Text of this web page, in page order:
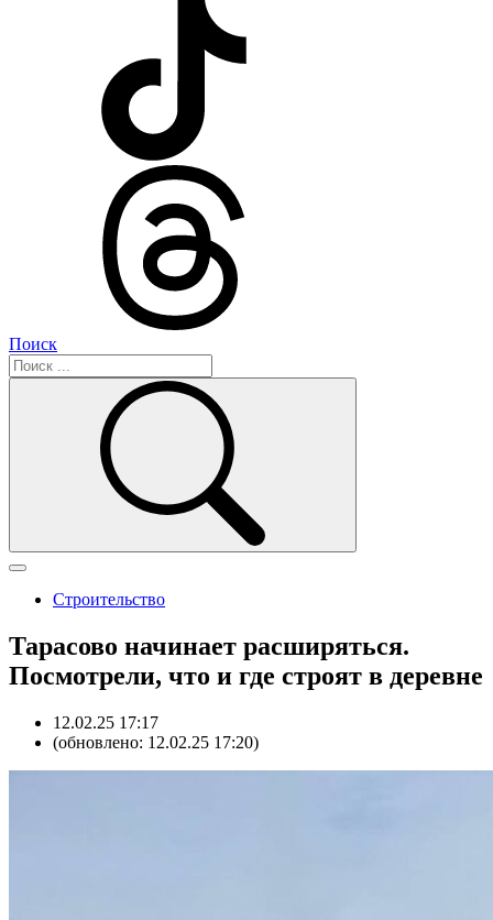
Поиск
Строительство
Тарасово начинает расширяться.
Посмотрели, что и где строят в деревне
12.02.25 17:17
(обновлено: 12.02.25 17:20)